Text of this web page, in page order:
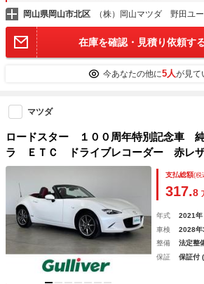
岡山県岡山市北区 （株）岡山マツダ 野田ユ
在庫を確認・見積り依頼す
今あなたの他に5人が見て
マツダ
ロードスター １００周年特別記念車
ラ ＥＴＣ ドライブレコーダー 赤レ
Ｅ セーフティパッケージ シティブレ
ズコントロール シートヒーター オー
ドライト ＴＶ
支払総額(税
317.8
年式 2021年
車検
2028年
整備
法定整
保証
保証付